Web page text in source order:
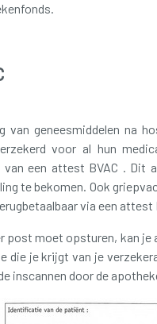
van geneesmiddelen na
voor al hun
van een attest BVAC .
te bekomen. Ook
via een
post moet opsturen, kan
die je krijgt van je
inscannen door de